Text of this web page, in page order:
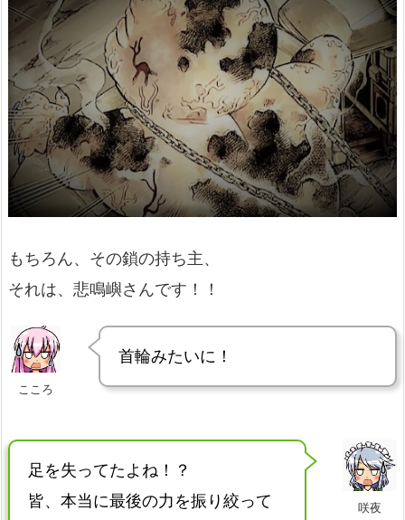
もちろん、その鎖の持ち主、
それは、悲鳴嶼さんです！！
こころ
首輪みたいに！
咲夜
足を失ってたよね！？
皆、本当に最後の力を振り絞って